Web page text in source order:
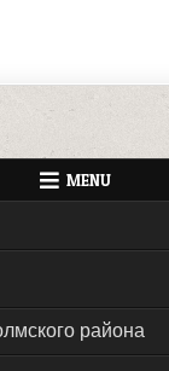
MENU
района